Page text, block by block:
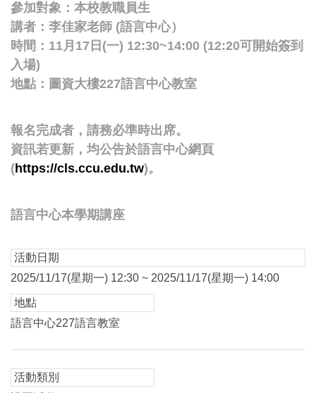
參加對象：本校教職員生
講者：李佳家老師 (語言中心）
時間：11月17日(一) 12:30~14:00 (12:20可開始簽到
入場)
地點：圖資大樓227語言中心教室
報名完成者，請務必準時出席。
資訊若更新，均公告於語言中心網頁
(https://cls.ccu.edu.tw)。
語言中心本學期講座
活動日期
2025/11/17(星期一) 12:30 ~ 2025/11/17(星期一) 14:00
地點
語言中心227語言教室
活動類別